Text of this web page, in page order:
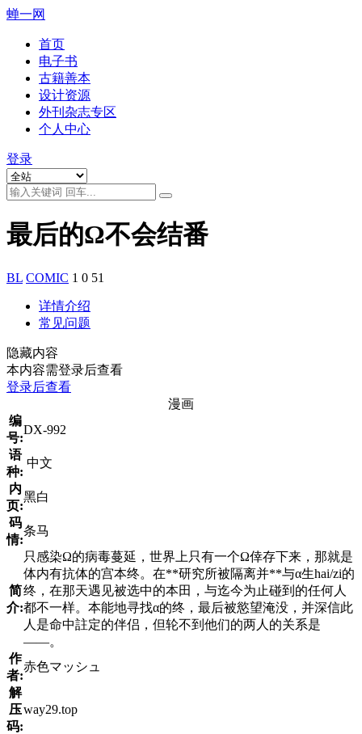
蝉一网
首页
电子书
古籍善本
设计资源
外刊杂志专区
个人中心
登录
最后的Ω不会结番
BL COMIC 1 0 51
详情介绍
常见问题
隐藏内容
本内容需登录后查看
登录后查看
漫画
编
号:
DX-992
语
种:
中文
内
页:
黑白
码
情:
条马
简
介:
只感染Ω的病毒蔓延，世界上只有一个Ω倖存下来，那就是
体内有抗体的宫本终。在**研究所被隔离并**与α生hai/zi的
终，在那天遇见被选中的本田，与迄今为止碰到的任何人
都不一样。本能地寻找α的终，最后被慾望淹没，并深信此
人是命中註定的伴侣，但轮不到他们的两人的关系是
——。
作
者:
赤色マッシュ
解
压
码:
way29.top